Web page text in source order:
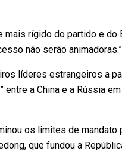
rígido do partido e
não serão animadoras.”
líderes estrangeiros a
a China e a Rússia
os limites de
que fundou a